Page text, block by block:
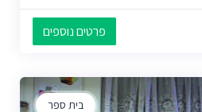
פרטים נוספים
בית ספר